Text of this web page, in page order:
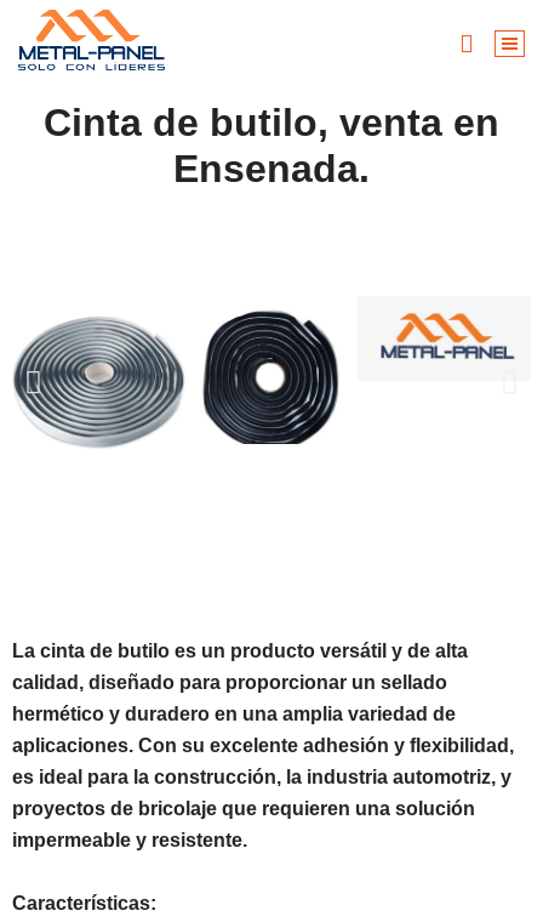
Cinta de butilo, venta en
Ensenada.
La cinta de butilo es un producto versátil y de alta
calidad, diseñado para proporcionar un sellado
hermético y duradero en una amplia variedad de
aplicaciones. Con su excelente adhesión y flexibilidad,
es ideal para la construcción, la industria automotriz, y
proyectos de bricolaje que requieren una solución
impermeable y resistente.
Características: